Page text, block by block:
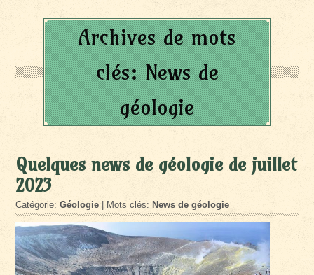
Archives de mots
clés:News de
géologie
Quelques news de géologie de juillet
2023
Catégorie:Géologie | Mots clés: News de géologie